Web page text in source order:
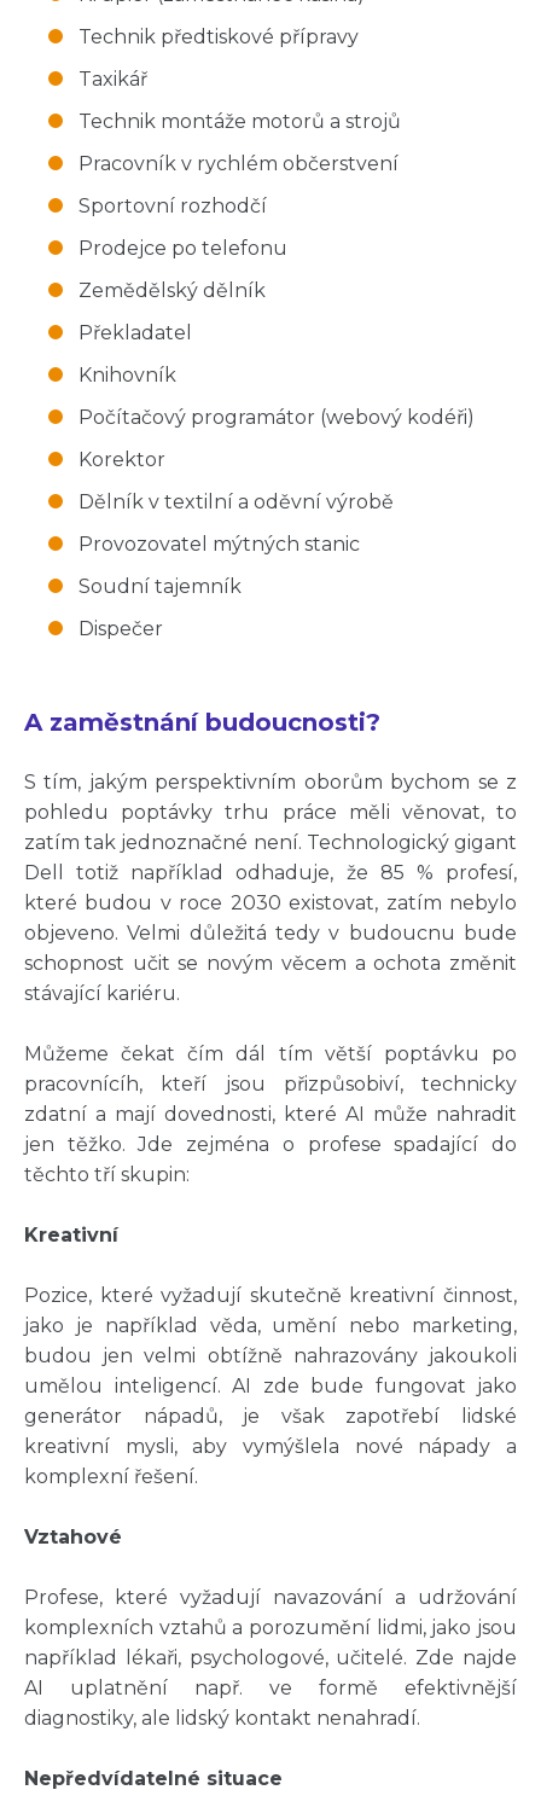
Technik předtiskové přípravy
Taxikář
Technik montáže motorů a strojů
Pracovník v rychlém občerstvení
Sportovní rozhodčí
Prodejce po telefonu
Zemědělský dělník
Překladatel
Knihovník
Počítačový programátor (webový kodéři)
Korektor
Dělník v textilní a oděvní výrobě
Provozovatel mýtných stanic
Soudní tajemník
Dispečer
A zaměstnání budoucnosti?
S tím, jakým perspektivním oborům bychom se z
pohledu poptávky trhu práce měli věnovat, to
zatím tak jednoznačné není. Technologický gigant
Dell totiž například odhaduje, že 85 % profesí,
které budou v roce 2030 existovat, zatím nebylo
objeveno. Velmi důležitá tedy v budoucnu bude
schopnost učit se novým věcem a ochota změnit
stávající kariéru.
Můžeme čekat čím dál tím větší poptávku po
pracovnícíh, kteří jsou přizpůsobiví, technicky
zdatní a mají dovednosti, které AI může nahradit
jen těžko. Jde zejména o profese spadající do
těchto tří skupin:
Kreativní
Pozice, které vyžadují skutečně kreativní činnost,
jako je například věda, umění nebo marketing,
budou jen velmi obtížně nahrazovány jakoukoli
umělou inteligencí. AI zde bude fungovat jako
generátor nápadů, je však zapotřebí lidské
kreativní mysli, aby vymýšlela nové nápady a
komplexní řešení.
Vztahové
Profese, které vyžadují navazování a udržování
komplexních vztahů a porozumění lidmi, jako jsou
například lékaři, psychologové, učitelé. Zde najde
AI uplatnění např. ve formě efektivnější
diagnostiky, ale lidský kontakt nenahradí.
Nepředvídatelné situace